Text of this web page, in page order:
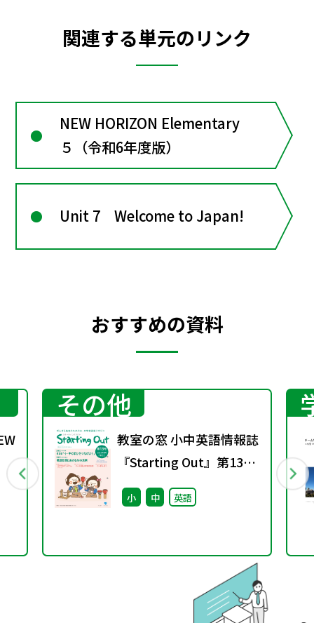
関連する単元のリンク
NEW HORIZON Elementary
５（令和6年度版）
Unit 7 Welcome to Japan!
おすすめの資料
その他
教室の窓 小中英語情報誌
『Starting Out』第13号
(2025年春号)
小 中 英語